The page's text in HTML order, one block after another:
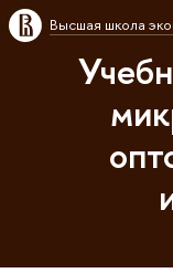
Высшая школа